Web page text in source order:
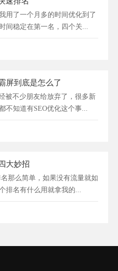
用了一个月多的时间优化到了
间稳定在第一名，四个关...
屏到底是怎么了
被不少朋友给放弃了，很多新
不知道有SEO优化这个事...
大妙招
那么简单，如果没有流量就如
排名有什么用就拿我的...